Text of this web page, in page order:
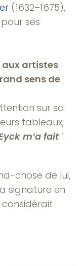
(1632–1675),
ses
aux artistes
sens de
sur sa
tableaux,
m’a fait ‘.
chose de lui,
signature en
considérait